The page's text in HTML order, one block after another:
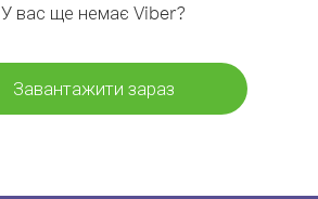
У вас ще немає Viber?
Завантажити зараз